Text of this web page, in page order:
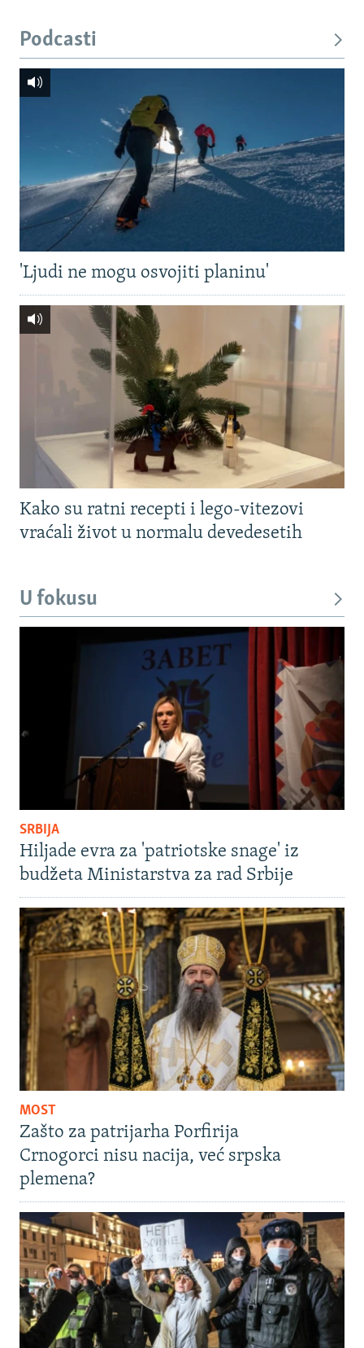
Podcasti
'Ljudi ne mogu osvojiti planinu'
Kako su ratni recepti i lego-vitezovi
vraćali život u normalu devedesetih
U fokusu
SRBIJA
Hiljade evra za 'patriotske snage' iz
budžeta Ministarstva za rad Srbije
MOST
Zašto za patrijarha Porfirija
Crnogorci nisu nacija, već srpska
plemena?